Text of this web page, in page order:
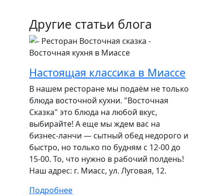
Другие статьи блога
Настоящая классика в Миассе
В нашем ресторане мы подаём не только
блюда восточной кухни. "Восточная
Сказка" это блюда на любой вкус,
выбирайте! А еще мы ждем вас на
бизнес-ланчи — сытный обед недорого и
быстро, но только по будням с 12-00 до
15-00. То, что нужно в рабочий полдень!
Наш адрес: г. Миасс, ул. Луговая, 12.
Подробнее